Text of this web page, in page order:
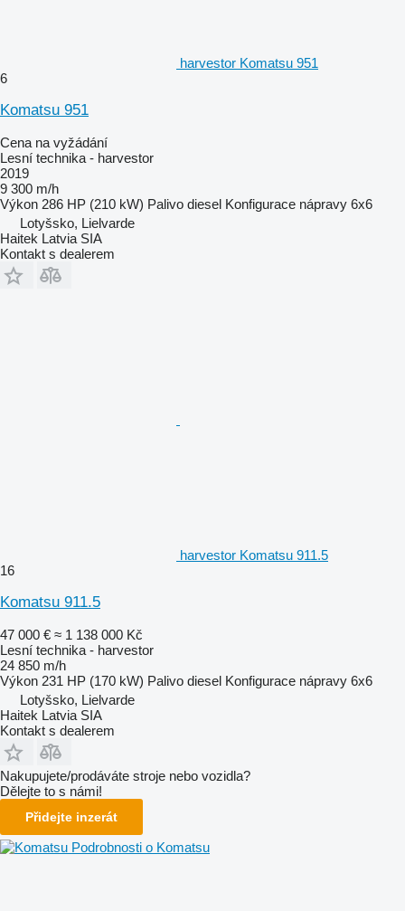
harvestor Komatsu 951
6
Komatsu 951
Cena na vyžádání
Lesní technika - harvestor
2019
9 300 m/h
Výkon 286 HP (210 kW) Palivo diesel Konfigurace nápravy 6x6
Lotyšsko, Lielvarde
Haitek Latvia SIA
Kontakt s dealerem
harvestor Komatsu 911.5
16
Komatsu 911.5
47 000 € ≈ 1 138 000 Kč
Lesní technika - harvestor
24 850 m/h
Výkon 231 HP (170 kW) Palivo diesel Konfigurace nápravy 6x6
Lotyšsko, Lielvarde
Haitek Latvia SIA
Kontakt s dealerem
Nakupujete/prodáváte stroje nebo vozidla?
Dělejte to s námi!
Přidejte inzerát
Podrobnosti o Komatsu